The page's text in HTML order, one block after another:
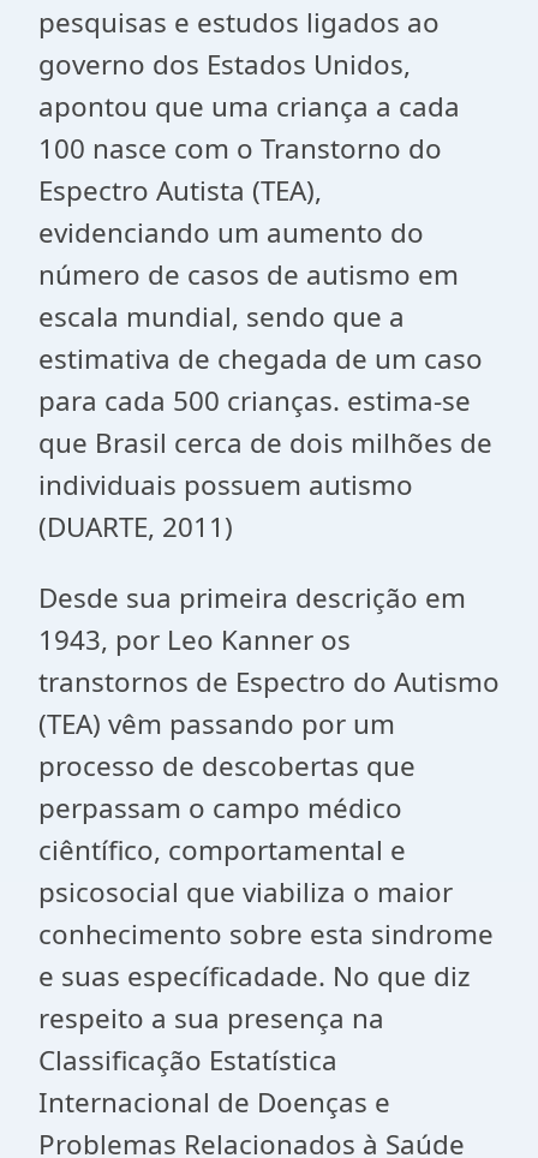
pesquisas e estudos ligados ao
governo dos Estados Unidos,
apontou que uma criança a cada
100 nasce com o Transtorno do
Espectro Autista (TEA),
evidenciando um aumento do
número de casos de autismo em
escala mundial, sendo que a
estimativa de chegada de um caso
para cada 500 crianças. estima-se
que Brasil cerca de dois milhões de
individuais possuem autismo
(DUARTE, 2011)
Desde sua primeira descrição em
1943, por Leo Kanner os
transtornos de Espectro do Autismo
(TEA) vêm passando por um
processo de descobertas que
perpassam o campo médico
ciêntífico, comportamental e
psicosocial que viabiliza o maior
conhecimento sobre esta sindrome
e suas específicadade. No que diz
respeito a sua presença na
Classificação Estatística
Internacional de Doenças e
Problemas Relacionados à Saúde